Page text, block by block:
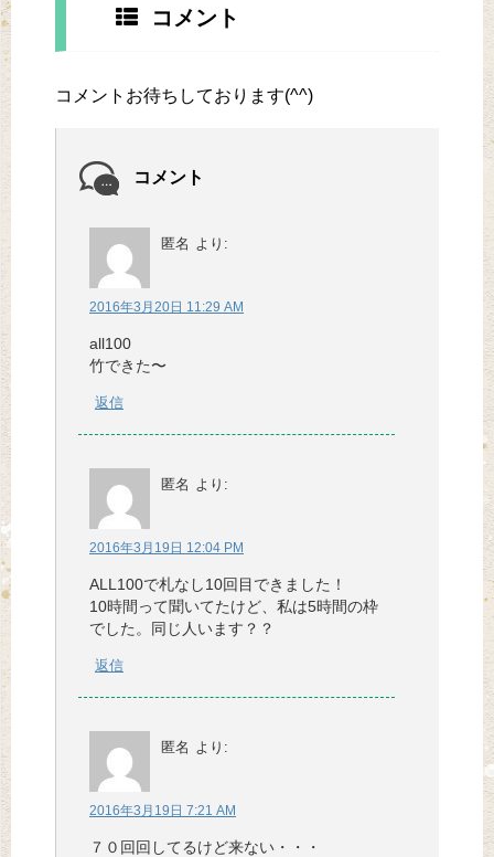
コメント
コメントお待ちしております(^^)
コメント
匿名 より:
2016年3月20日 11:29 AM
all100
竹できた〜
返信
匿名 より:
2016年3月19日 12:04 PM
ALL100で札なし10回目できました！
10時間って聞いてたけど、私は5時間の枠
でした。同じ人います？？
返信
匿名 より:
2016年3月19日 7:21 AM
７０回回してるけど来ない・・・